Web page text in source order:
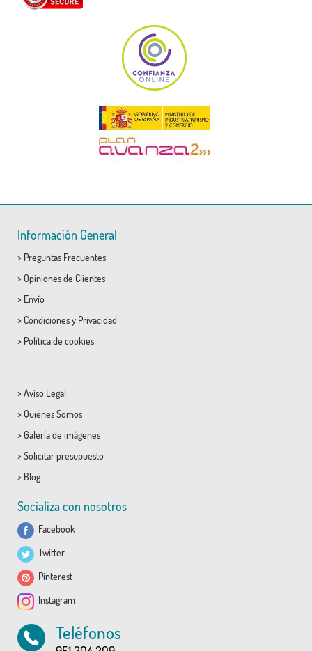
Información General
> Preguntas Frecuentes
> Opiniones de Clientes
> Envío
> Condicionesy Privacidad
> Política de cookies
> Aviso Legal
> Quiénes Somos
> Galería de imágenes
> Solicitar presupuesto
> Blog
Socializa con nosotros
Facebook
Twitter
Pinterest
Instagram
Teléfonos